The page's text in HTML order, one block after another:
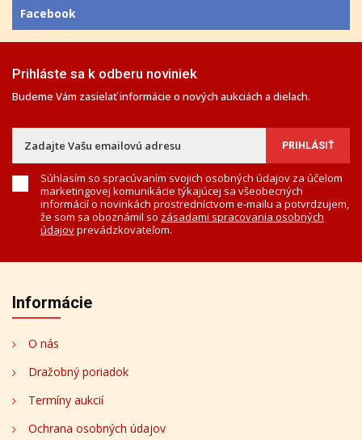
Facebook
Prihláste sa k odberu noviniek
Budeme Vám zasielať informácie o nových aukciách a dielach.
Súhlasím so spracúvaním svojich osobných údajov za účelom
marketingovej komunikácie týkajúcej sa všeobecných
informácií o novinkách prostredníctvom e-mailu a potvrdzujem,
že som sa oboznámil so zásadami spracovania osobných
údajovprevádzkovateľom.
Informácie
O nás
Dražobný poriadok
Termíny aukcií
Ochrana osobných údajov